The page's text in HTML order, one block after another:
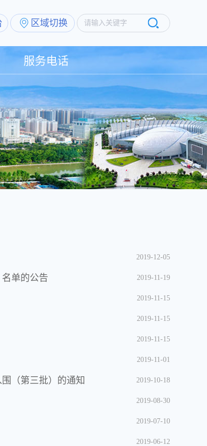
区域切换 请输入关键字
服务电话
2019-12-05
单的公告 2019-11-19
2019-11-15
2019-11-15
2019-11-15
2019-11-01
（第三批）的通知 2019-10-18
2019-08-30
2019-07-10
2019-06-12